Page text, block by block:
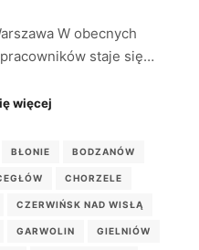
W obecnych
staje się…
więcej
BŁONIE BODZANÓW
CHORZELE
CZERWIŃSK NAD WISŁĄ
GARWOLIN GIELNIÓW